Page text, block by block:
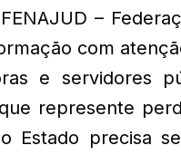
–
com
e servidores
represente
Estado precisa